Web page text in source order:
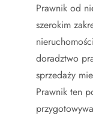
Prawnik od
szerokim
doradztwo
sprzedaży
Prawnik ten